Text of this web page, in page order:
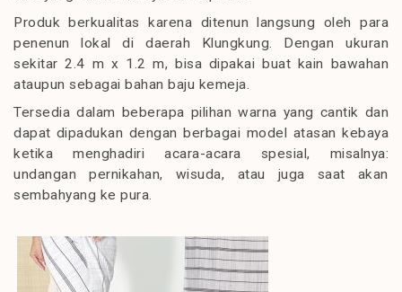
Produk berkualitas karena ditenun langsung oleh para
penenun lokal di daerah Klungkung. Dengan ukuran
sekitar 2.4 m x 1.2 m, bisa dipakai buat kain bawahan
ataupun sebagai bahan baju kemeja.
Tersedia dalam beberapa pilihan warna yang cantik dan
dapat dipadukan dengan berbagai model atasan kebaya
ketika menghadiri acara-acara spesial, misalnya:
undangan pernikahan, wisuda, atau juga saat akan
sembahyang ke pura.